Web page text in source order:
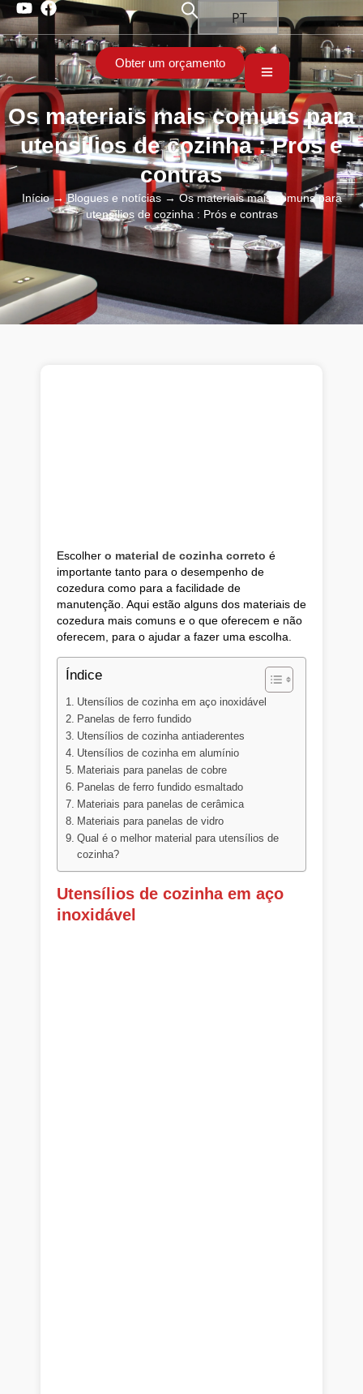
PT
Obter um orçamento
Os materiais mais comuns para
utensílios de cozinha : Prós e
contras
Início→Blogues e notícias→ Os materiais mais comuns para
utensílios de cozinha : Prós e contras
Escolher o material de cozinha correto é
importante tanto para o desempenho de
cozedura como para a facilidade de
manutenção. Aqui estão alguns dos materiais de
cozedura mais comuns e o que oferecem e não
oferecem, para o ajudar a fazer uma escolha.
Índice
Utensílios de cozinha em aço inoxidável
Panelas de ferro fundido
Utensílios de cozinha antiaderentes
Utensílios de cozinha em alumínio
Materiais para panelas de cobre
Panelas de ferro fundido esmaltado
Materiais para panelas de cerâmica
Materiais para panelas de vidro
Qual é o melhor material para utensílios de
cozinha?
Utensílios de cozinha em aço
inoxidável